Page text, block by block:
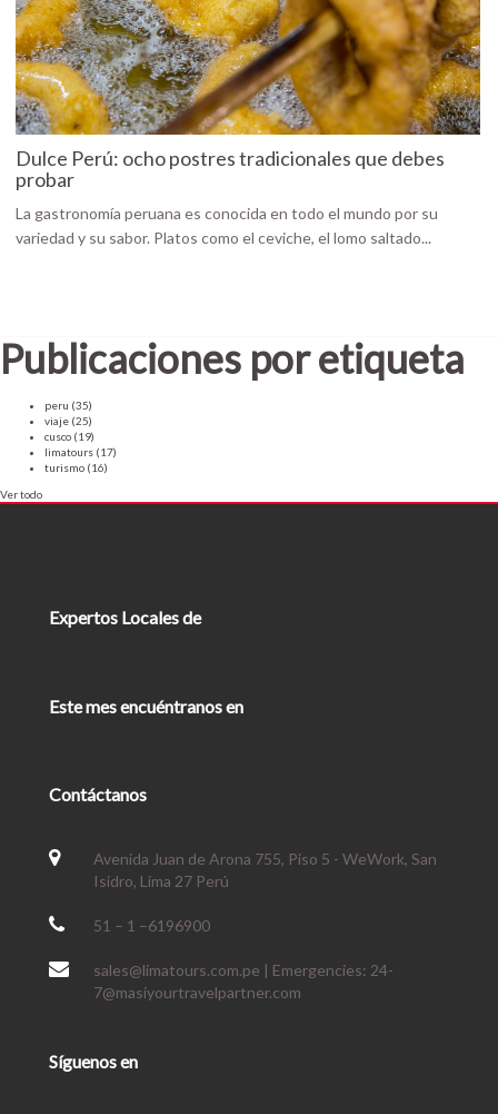
Dulce Perú: ocho postres tradicionales que debes
probar
La gastronomía peruana es conocida en todo el mundo por su
variedad y su sabor. Platos como el ceviche, el lomo saltado...
Publicaciones por etiqueta
peru (35)
viaje (25)
cusco (19)
limatours (17)
turismo (16)
Ver todo
Expertos Locales de
Este mes encuéntranos en
Contáctanos
Avenida Juan de Arona 755, Piso 5 - WeWork, San
Isidro, Lima 27 Perú
51 – 1 –6196900
sales@limatours.com.pe | Emergencies: 24-
7@masiyourtravelpartner.com
Síguenos en